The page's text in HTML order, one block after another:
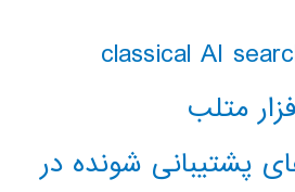
متلب
پشتیبانی شونده در